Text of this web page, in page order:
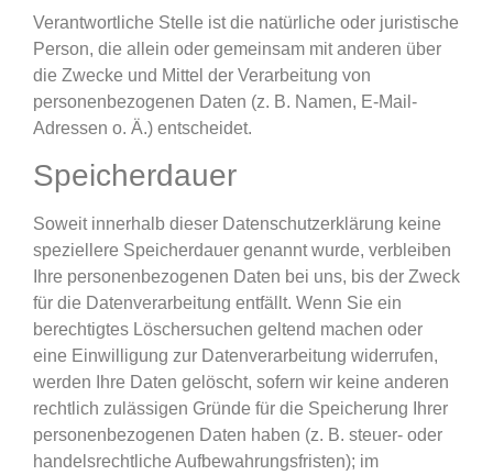
Verantwortliche Stelle ist die natürliche oder juristische
Person, die allein oder gemeinsam mit anderen über
die Zwecke und Mittel der Verarbeitung von
personenbezogenen Daten (z. B. Namen, E-Mail-
Adressen o. Ä.) entscheidet.
Speicherdauer
Soweit innerhalb dieser Datenschutzerklärung keine
speziellere Speicherdauer genannt wurde, verbleiben
Ihre personenbezogenen Daten bei uns, bis der Zweck
für die Datenverarbeitung entfällt. Wenn Sie ein
berechtigtes Löschersuchen geltend machen oder
eine Einwilligung zur Datenverarbeitung widerrufen,
werden Ihre Daten gelöscht, sofern wir keine anderen
rechtlich zulässigen Gründe für die Speicherung Ihrer
personenbezogenen Daten haben (z. B. steuer- oder
handelsrechtliche Aufbewahrungsfristen); im